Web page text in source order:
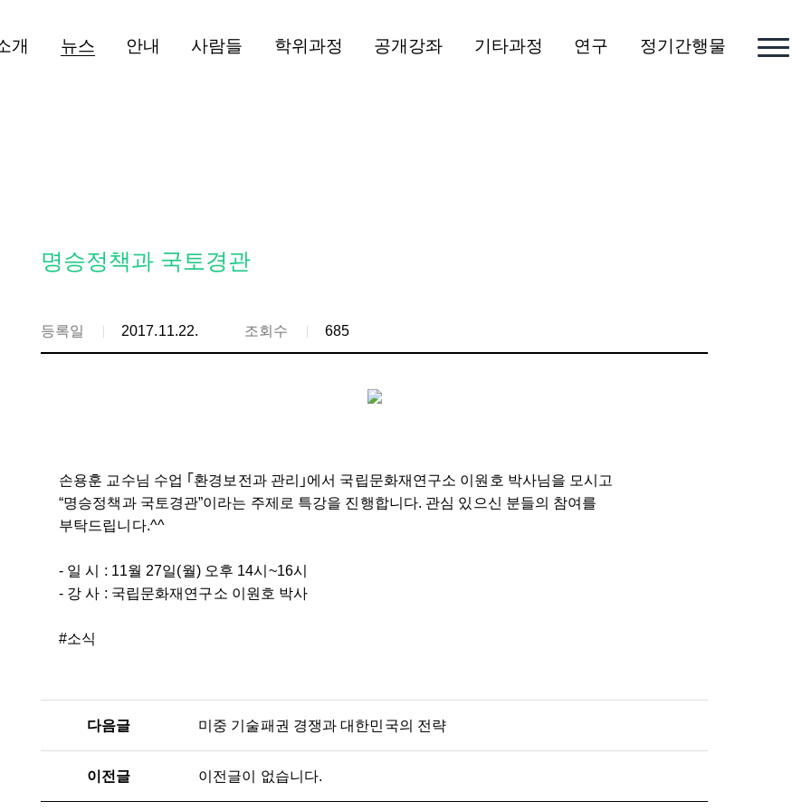
개 뉴스 안내 사람들 학위과정 공개강좌 기타과정 연구 정기간행물
명승정책과 국토경관
등록일 2017.11.22. 조회수 685
손용훈 교수님 수업 ｢환경보전과 관리｣에서 국립문화재연구소 이원호 박사님을 모시고
“명승정책과 국토경관”이라는 주제로 특강을 진행합니다. 관심 있으신 분들의 참여를
부탁드립니다.^^
- 일 시 : 11월 27일(월) 오후 14시~16시
- 강 사 : 국립문화재연구소 이원호 박사
#소식
다음글 미중 기술패권 경쟁과 대한민국의 전략
이전글 이전글이 없습니다.